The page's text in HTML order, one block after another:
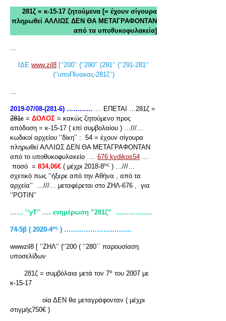
281ζ = κ-15-17 ζητούμενα [= έχουν σίγουρα
πληρωθεί ΑΛΛΙΩΣ ΔΕΝ ΘΑ ΜΕΤΑΓΡΑΦΟΝΤΑΝ
από τα υποθυκοφυλακεία]
…
ΙΔΕwww.zil8 [‘’200’’ {‘’290’’ (291’’ (‘’291-281’’
(‘’υποΠίνακας-281ζ’’)
…
2019-07/08-(281-6) ………… … ΕΠΕΤΑΙ …281ζ =
281ε = ΔΟΛΟΣ = κακώς ζητούμενο προς
απόδοση = κ-15-17 ( επί συμβολαίου ) …///…
κωδικοί αρχείου ‘’δίκη’’ : 54 = έχουν σίγουρα
πληρωθεί ΑΛΛΙΩΣ ΔΕΝ ΘΑ ΜΕΤΑΓΡΑΦΟΝΤΑΝ
από το υποθυκοφυλακείο … 676 kvdikos54 …
ποσό = 834,06€ ( μέχρι 2018-8ος ) …///…
σχετικό πως ‘’ήξερε από την Αθήνα , από τα
αρχεία’’ …///… μεταφέρεται στο ΖΗΛ-676 , για
‘’ΡΟΤΙΝ’’
…… ‘’yT’’ .… ενημέρωση ”281ζ” ……………..
74-5β ( 2020-4ος ) ………………………….
wwwzil8 [ ‘’ΖΗΛ’’ {‘’200 ( ‘’280΄΄ παρουσίαση
υποσελίδων
281ζ = συμβόλαια μετά τον 7ο του 2007 με
κ-15-17
οία ΔΕΝ θα μεταγράφονταν ( μέχρι
στιγμής750€ )